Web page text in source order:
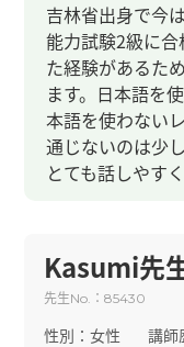
吉林省出身で今
能力試験2級に
た経験があるた
ます。日本語を
本語を使わない
通じないのは少
とても話しやす
Kasumi先
先生No. ：85430
性別：女性 講師